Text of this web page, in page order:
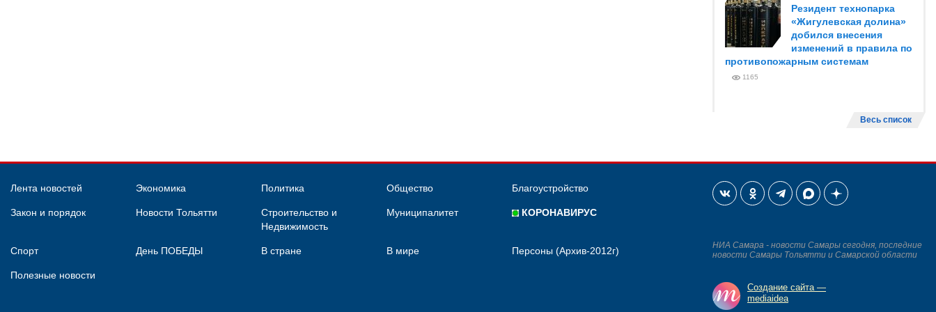
Резидент технопарка
«Жигулевская долина»
добился внесения
изменений в правила по
противопожарным системам
1165
Весь список
Лента новостей Экономика Политика Общество Благоустройство
Закон и порядок Новости Тольятти
Строительство и
Недвижимость
Муниципалитет КОРОНАВИРУС
Спорт День ПОБЕДЫ В стране В мире Персоны (Архив-2012г)
Полезные новости
НИА Самара - новости Самары сегодня, последние
новости Самары Тольятти и Самарской области
Создание сайта —
mediaidea